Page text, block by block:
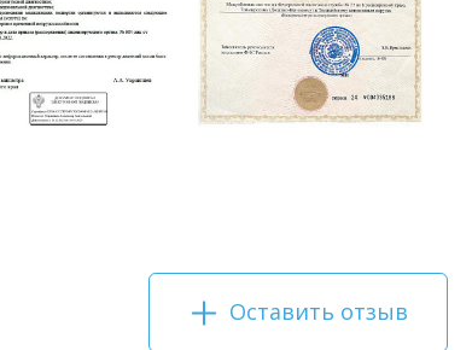
Оставить отзыв